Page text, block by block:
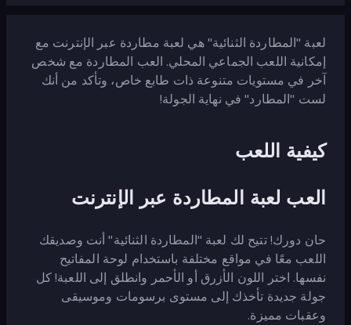
لعبة "المطاردة الثنائية" هي لعبة مطاردة عبر الإنترنت مع
إمكانية اللعب الجماعي المحلي. العب المطاردة مع شخص
آخر في مستويات متنوعة ذات طابع خاص، وتأكد من أنك
لست "المطارد" في نهاية الجولة!
كيفية اللعب
العب لعبة المطاردة عبر الإنترنت
حان دورك! تتيح لك لعبة "المطاردة الثنائية" أنت وصديقك
اللعب معًا في مواقع مختلفة باستخدام لوحة المفاتيح
نفسها. اختر اللون الأزرق أو الأحمر وانطلق إلى اللعبة! كل
جولة جديدة تأخذك إلى مستوى برسومات وموسيقى
وعقبات مميزة.